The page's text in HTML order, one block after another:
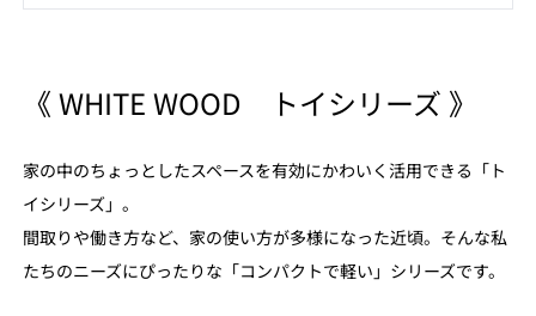
《 WHITE WOOD トイシリーズ 》
家の中のちょっとしたスペースを有効にかわいく活用できる「ト
イシリーズ」。
間取りや働き方など、家の使い方が多様になった近頃。そんな私
たちのニーズにぴったりな「コンパクトで軽い」シリーズです。